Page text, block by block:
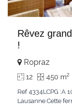
Rêvez
!
Ropraz
12 450 m2
Ref 4334LCPG :A
Lausanne.Cette